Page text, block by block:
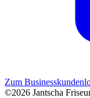
Zum
©2026 Jantscha